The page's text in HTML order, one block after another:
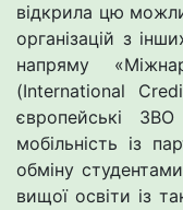
відкрила цю
організацій з
напряму
(International
європейські
мобільність із
обміну
вищої освіти із